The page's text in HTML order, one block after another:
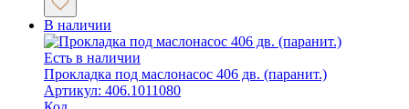
В наличии
Есть в наличии
Прокладка под маслонасос 406 дв. (паранит.)
Артикул: 406.1011080